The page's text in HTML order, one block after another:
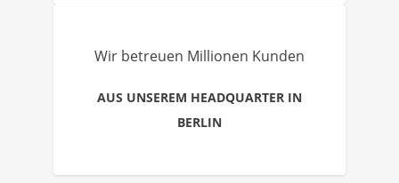
Wir betreuen Millionen Kunden
AUS UNSEREM HEADQUARTER IN
BERLIN